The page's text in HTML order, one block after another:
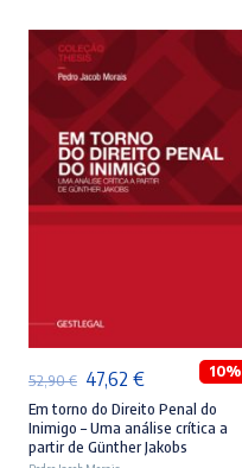
52,90€ O
preço
original
47,62 €O
preço
atual
10%
Em torno do Direito Penal do
Inimigo – Uma análise crítica a
partir de Günther Jakobs